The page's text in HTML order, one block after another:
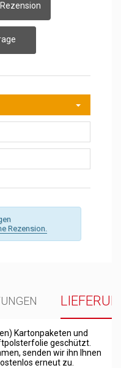
Rezension.
Kartonpaketen und
geschützt.
senden wir ihn Ihnen
erneut zu.